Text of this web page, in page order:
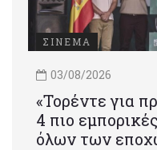
ΣΙΝΕΜΑ
03/08/2026
«Τορέντε για
4 πιο
όλων των